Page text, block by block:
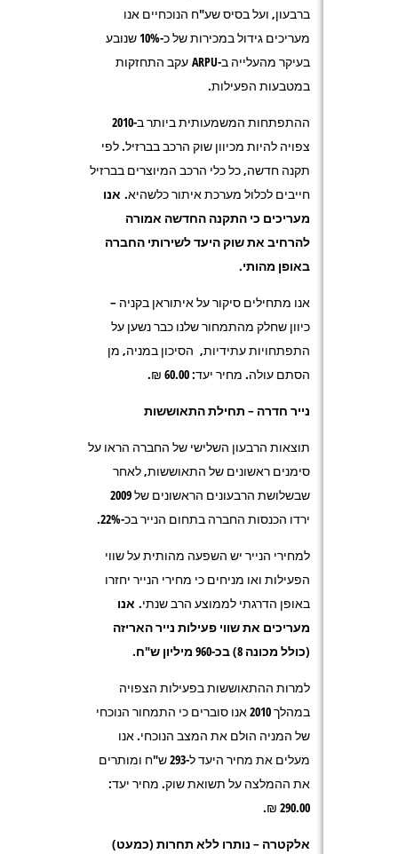
ברבעון, ועל בסיס שע"ח הנוכחיים אנו
מעריכים גידול במכירות של כ-10% שנובע
בעיקר מהעלייה ב-ARPU עקב התחזקות
במטבעות הפעילות.
ההתפתחות המשמעותית ביותר ב-2010
צפויה להיות מכיוון שוק הרכב בברזיל. לפי
תקנה חדשה, כל כלי הרכב המיוצרים בברזיל
חייבים לכלול מערכת איתור כלשהיא. אנו
מעריכים כי התקנה החדשה אמורה
להרחיב את שוק היעד לשירותי החברה
באופן מהותי.
אנו מתחילים סיקור על איתוראן בקניה –
כיוון שחלק מהתמחור שלנו כבר נשען על
התפתחויות עתידיות, הסיכון במניה, מן
הסתם עולה. מחיר יעד: 60.00 ₪.
נייר חדרה – תחילת התאוששות
תוצאות הרבעון השלישי של החברה הראו על
סימנים ראשונים של התאוששות, לאחר
שבשלושת הרבעונים הראשונים של 2009
ירדו הכנסות החברה בתחום הנייר בכ-22%.
למחירי הנייר יש השפעה מהותית על שווי
הפעילות ואו מניחים כי מחירי הנייר יחזרו
באופן הדרגתי לממוצע הרב שנתי. אנו
מעריכים את שווי פעילות נייר האריזה
(כולל מכונה 8) בכ-960 מיליון ש"ח.
למרות ההתאוששות בפעילות הצפויה
במהלך 2010 אנו סוברים כי התמחור הנוכחי
של המניה הולם את המצב הנוכחי. אנו
מעלים את מחיר היעד ל-293 ש"ח ומותרים
את ההמלצה על תשואת שוק. מחיר יעד:
290.00 ₪.
אלקטרה – נותרו ללא תחרות (כמעט)